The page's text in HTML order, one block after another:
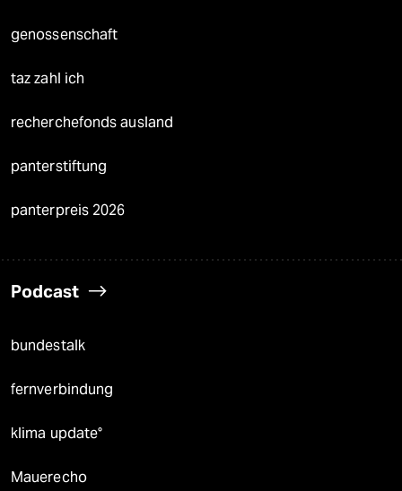
genossenschaft
taz zahl ich
recherchefonds ausland
panterstiftung
panterpreis 2026
Podcast
bundestalk
fernverbindung
klima update°
Mauerecho